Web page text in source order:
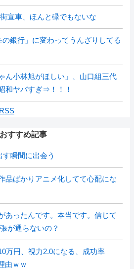
宣車、ほんと碌でもないな
の銀行」に変わってうんざりしてる
ん小林旭がほしい」、山口組三代
和ヤバすぎ⇒！！！
おすすめ記事
す瞬間に出会う
品ばかりアニメ化してて心配にな
あったんです。本当です。信じて
が通らないの？
万円、視力2.0になる、成功率
由ｗｗ